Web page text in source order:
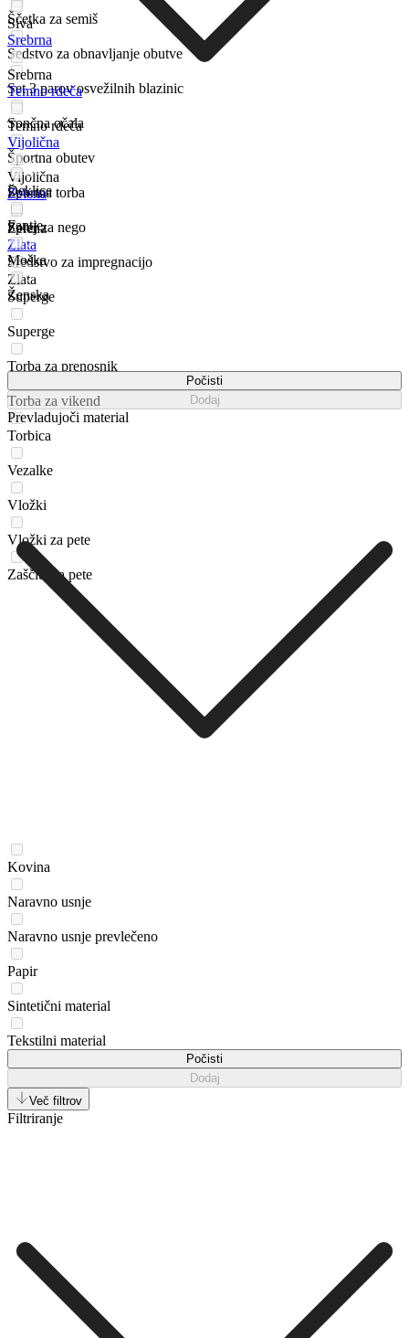
Ščetka za semiš
Sedstvo za obnavljanje obutve
Set 3 parov osvežilnih blazinic
Sončna očala
Športna obutev
Športna torba
Sprej za nego
Sredstvo za impregnacijo
Superge
Superge
Torba za prenosnik
Torba za vikend
Torbica
Vezalke
Vložki
Vložki za pete
Zaščita za pete
Siva
Srebrna
Srebrna
Temno rdeča
Temno rdeča
Vijolična
Vijolična
Zelena
Zelena
Zlata
Zlata
Deklice
Fantje
Moška
Ženska
Počisti
Dodaj
Prevladujoči material
Kovina
Naravno usnje
Naravno usnje prevlečeno
Papir
Sintetični material
Tekstilni material
Počisti
Dodaj
Več filtrov
Filtriranje